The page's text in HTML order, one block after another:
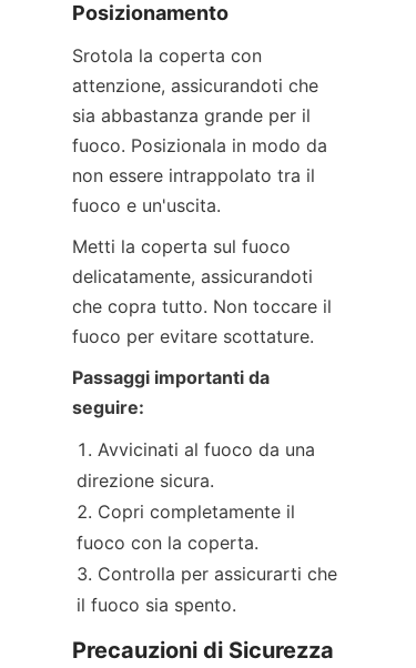
Posizionamento
Srotola la coperta con
attenzione, assicurandoti che
sia abbastanza grande per il
fuoco. Posizionala in modo da
non essere intrappolato tra il
fuoco e un'uscita.
Metti la coperta sul fuoco
delicatamente, assicurandoti
che copra tutto. Non toccare il
fuoco per evitare scottature.
Passaggi importanti da
seguire:
Avvicinati al fuoco da una
direzione sicura.
Copri completamente il
fuoco con la coperta.
Controlla per assicurarti che
il fuoco sia spento.
Precauzioni di Sicurezza